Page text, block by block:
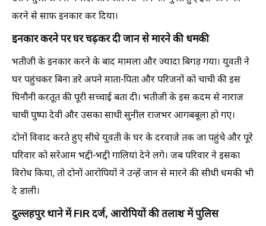
करने से साफ इनकार कर दिया।
इनकार करने पर घर चढ़कर दी जान से मारने की धमकी
भतीजी के इनकार करने के बाद मामला और ज्यादा बिगड़ गया। युवती ने
घर पहुंचकर बिना डरे अपने माता-पिता और परिजनों को चाची की इस
घिनौनी करतूत की पूरी सच्चाई बता दी। भतीजी के इस कदम से नाराज
चाची पुष्पा देवी और उसका साथी सुनील राजभर आगबबूला हो गए।
दोनों विवाद करते हुए सीधे युवती के घर के दरवाजे तक जा पहुंचे और पूरे
परिवार को सरेआम भद्दी-भद्दी गालियां देने लगे। जब परिवार ने इसका
विरोध किया, तो दोनों आरोपियों ने उन्हें जान से मारने की सीधी धमकी भी
दे डाली।
दुल्लहपुर थाने में FIR दर्ज, आरोपियों की तलाश में पुलिस